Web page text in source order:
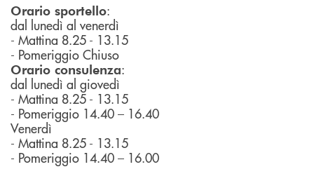
Orario sportello:
dal lunedì al venerdì
- Mattina 8.25 - 13.15
- Pomeriggio Chiuso
Orario consulenza:
dal lunedì al giovedì
- Mattina 8.25 - 13.15
- Pomeriggio 14.40 – 16.40
Venerdì
- Mattina 8.25 - 13.15
- Pomeriggio 14.40 – 16.00